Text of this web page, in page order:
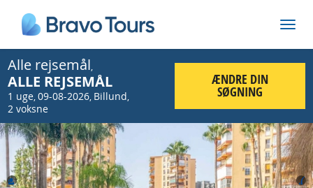
Alle rejsemål,
ALLE REJSEMÅL
1 uge,09-08-2026, Billund,
2 voksne
ÆNDRE DIN
SØGNING
Prev